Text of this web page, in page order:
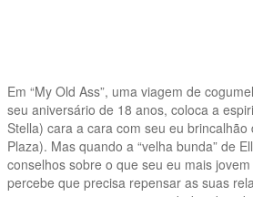
Em “My Old Ass”, uma viagem de
seu aniversário de 18 anos, coloca a
Stella) cara a cara com seu eu
Plaza). Mas quando a “velha bunda” de
conselhos sobre o que seu eu mais
percebe que precisa repensar as suas